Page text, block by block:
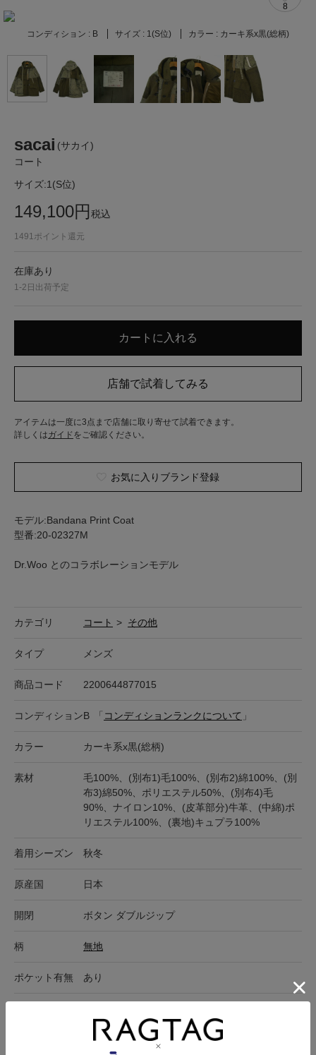
8
コンディション : B サイズ : 1(S位) カラー : カーキ系x黒(総柄)
sacai (サカイ)
コート
サイズ:1(S位)
149,100円税込
1491 ポイント還元
在庫あり
1-2日出荷予定
アイテムは一度に3点まで店舗に取り寄せて試着できます。
詳しくはガイド をご確認ください。
お気に入りブランド登録
モデル:Bandana Print Coat
型番:20-02327M
Dr.Woo とのコラボレーションモデル
カテゴリ コート > その他
タイプ メンズ
商品コード 2200644877015
コンディションB 「 コンディションランクについて 」
カラー カーキ系x黒(総柄)
素材
毛100%、(別布1)毛100%、(別布2)綿100%、(別
布3)綿50%、ポリエステル50%、(別布4)毛
90%、ナイロン10%、(皮革部分)牛革、(中綿)ポ
リエステル100%、(裏地)キュプラ100%
着用シーズン 秋冬
原産国 日本
開閉 ボタン ダブルジップ
柄 無地
ポケット有無 あり
オンラインショップ